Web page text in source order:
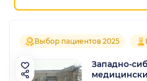
Выбор пациентов 2025
Западно-